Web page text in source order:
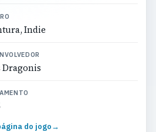
Indie
Dragonis
do jogo→